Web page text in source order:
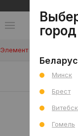
Элемент не найден!
город
Минск
Брест
Витебск
Гомель